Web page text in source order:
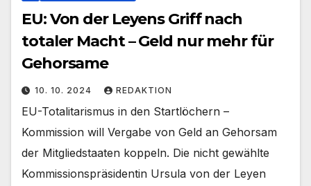
EU: Von der Leyens Griff nach
totaler Macht – Geld nur mehr für
Gehorsame
10. 10. 2024 REDAKTION
EU-Totalitarismus in den Startlöchern –
Kommission will Vergabe von Geld an Gehorsam
der Mitgliedstaaten koppeln. Die nicht gewählte
Kommissionspräsidentin Ursula von der Leyen